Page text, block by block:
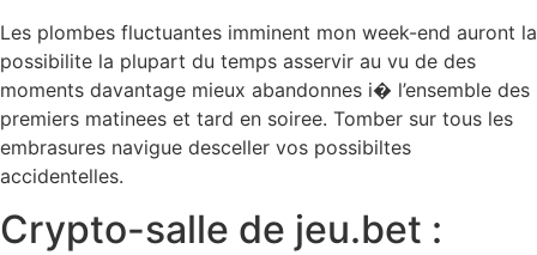
Les plombes fluctuantes imminent mon week-end auront la
possibilite la plupart du temps asservir au vu de des
moments davantage mieux abandonnes i� l’ensemble des
premiers matinees et tard en soiree. Tomber sur tous les
embrasures navigue desceller vos possibiltes
accidentelles.
Crypto-salle de jeu.bet :